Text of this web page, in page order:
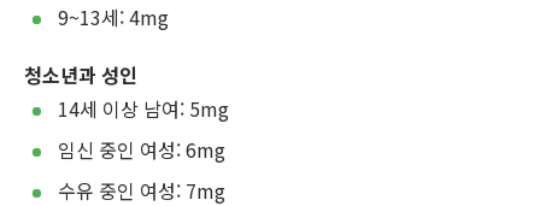
9~13세: 4mg
청소년과 성인
14세 이상 남여: 5mg
임신 중인 여성: 6mg
수유 중인 여성: 7mg